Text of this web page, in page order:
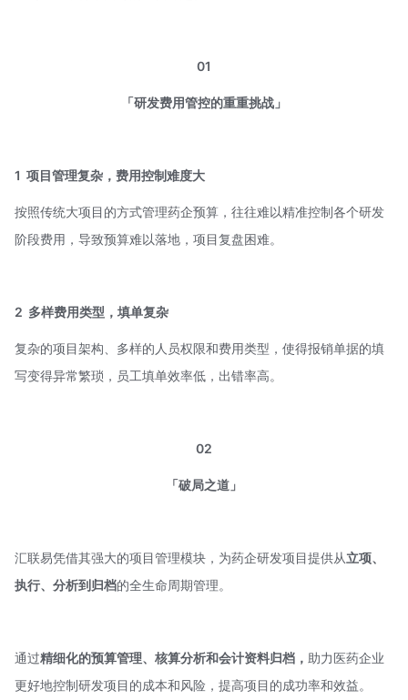
01
「研发费用管控的重重挑战」
1 项目管理复杂，费用控制难度大
按照传统大项目的方式管理药企预算，往往难以精准控制各个研发
阶段费用，导致预算难以落地，项目复盘困难。
2 多样费用类型，填单复杂
复杂的项目架构、多样的人员权限和费用类型，使得报销单据的填
写变得异常繁琐，员工填单效率低，出错率高。
02
「破局之道」
汇联易凭借其强大的项目管理模块，为药企研发项目提供从立项、
执行、分析到归档的全生命周期管理。
通过精细化的预算管理、核算分析和会计资料归档， 助力医药企业
更好地控制研发项目的成本和风险，提高项目的成功率和效益。